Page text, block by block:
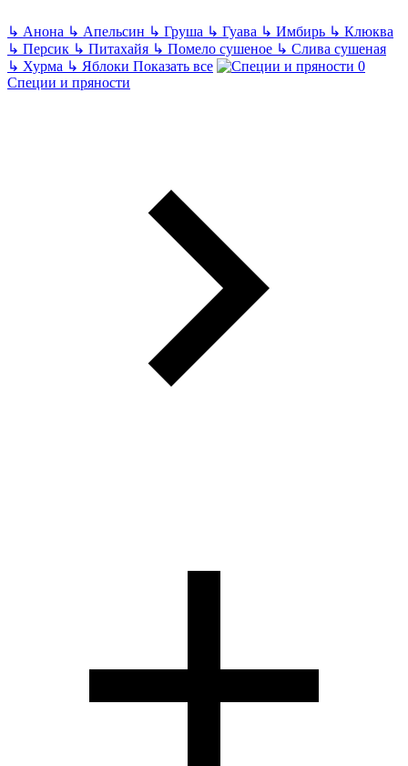
↳ Анона ↳ Апельсин ↳ Груша ↳ Гуава ↳ Имбирь ↳ Клюква
↳ Персик ↳ Питахайя ↳ Помело сушеное ↳ Слива сушеная
↳ Хурма ↳ Яблоки Показать все
Специи и пряности